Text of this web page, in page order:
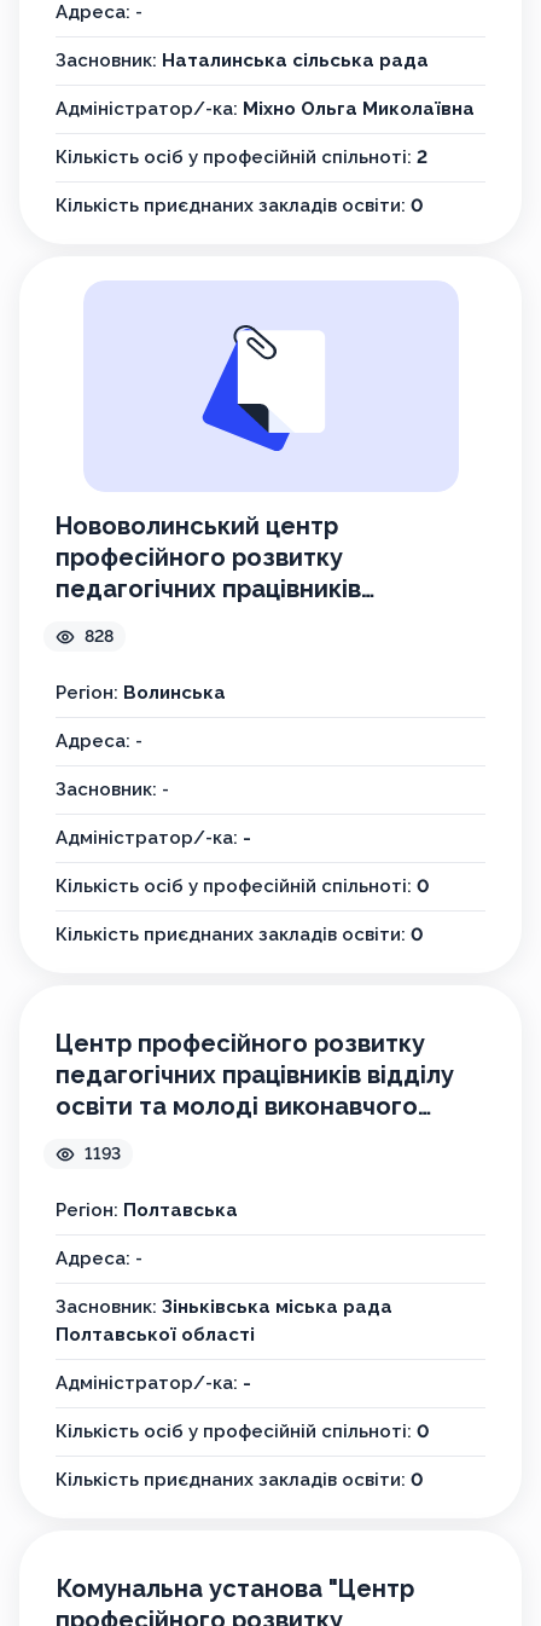
Адреса: -
Засновник: Наталинська сільська рада
Адміністратор/-ка: Міхно Ольга Миколаївна
Кількість осіб у професійній спільноті: 2
Кількість приєднаних закладів освіти: 0
Нововолинський центр
професійного розвитку
педагогічних працівників
Волинської області
828
Регіон: Волинська
Адреса: -
Засновник: -
Адміністратор/-ка: -
Кількість осіб у професійній спільноті: 0
Кількість приєднаних закладів освіти: 0
Центр професійного розвитку
педагогічних працівників відділу
освіти та молоді виконавчого
1193
Регіон: Полтавська
Адреса: -
Засновник: Зіньківська міська рада
Полтавської області
Адміністратор/-ка: -
Кількість осіб у професійній спільноті: 0
Кількість приєднаних закладів освіти: 0
Комунальна установа "Центр